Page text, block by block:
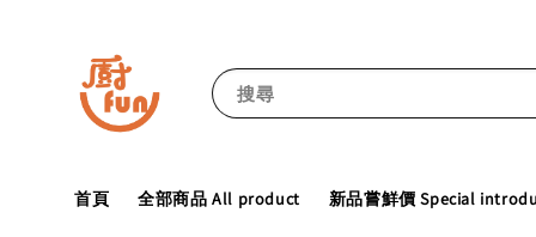
搜尋
首頁 全部商品 All product 新品嘗鮮價 Special